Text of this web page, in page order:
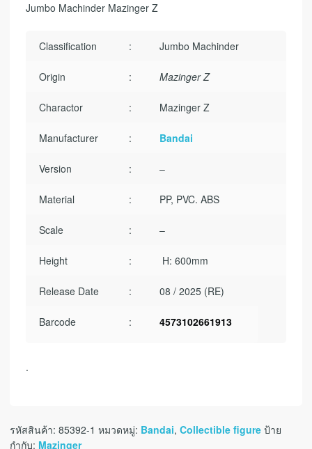
Jumbo Machinder Mazinger Z
Classification : Jumbo Machinder
Origin : Mazinger Z
Charactor : Mazinger Z
Manufacturer : Bandai
Version : –
Material : PP, PVC. ABS
Scale : –
Height : H: 600mm
Release Date : 08 / 2025 (RE)
Barcode : 4573102661913
.
รหัสสินค้า: 85392-1 หมวดหมู่: Bandai, Collectible figure ป้าย
กำกับ: Mazinger